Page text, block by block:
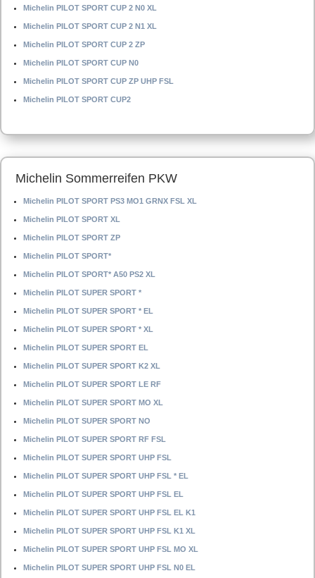
Michelin PILOT SPORT CUP 2 N0 XL
Michelin PILOT SPORT CUP 2 N1 XL
Michelin PILOT SPORT CUP 2 ZP
Michelin PILOT SPORT CUP N0
Michelin PILOT SPORT CUP ZP UHP FSL
Michelin PILOT SPORT CUP2
Michelin Sommerreifen PKW
Michelin PILOT SPORT PS3 MO1 GRNX FSL XL
Michelin PILOT SPORT XL
Michelin PILOT SPORT ZP
Michelin PILOT SPORT*
Michelin PILOT SPORT* A50 PS2 XL
Michelin PILOT SUPER SPORT *
Michelin PILOT SUPER SPORT * EL
Michelin PILOT SUPER SPORT * XL
Michelin PILOT SUPER SPORT EL
Michelin PILOT SUPER SPORT K2 XL
Michelin PILOT SUPER SPORT LE RF
Michelin PILOT SUPER SPORT MO XL
Michelin PILOT SUPER SPORT NO
Michelin PILOT SUPER SPORT RF FSL
Michelin PILOT SUPER SPORT UHP FSL
Michelin PILOT SUPER SPORT UHP FSL * EL
Michelin PILOT SUPER SPORT UHP FSL EL
Michelin PILOT SUPER SPORT UHP FSL EL K1
Michelin PILOT SUPER SPORT UHP FSL K1 XL
Michelin PILOT SUPER SPORT UHP FSL MO XL
Michelin PILOT SUPER SPORT UHP FSL N0 EL